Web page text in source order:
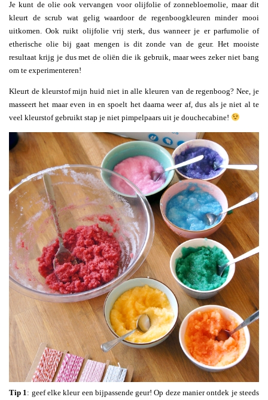
Je kunt de olie ook vervangen voor olijfolie of zonnebloemolie, maar dit
kleurt de scrub wat gelig waardoor de regenboogkleuren minder mooi
uitkomen. Ook ruikt olijfolie vrij sterk, dus wanneer je er parfumolie of
etherische olie bij gaat mengen is dit zonde van de geur. Het mooiste
resultaat krijg je dus met de oliën die ik gebruik, maar wees zeker niet bang
om te experimenteren!
Kleurt de kleurstof mijn huid niet in alle kleuren van de regenboog? Nee, je
masseert het maar even in en spoelt het daarna weer af, dus als je niet al te
veel kleurstof gebruikt stap je niet pimpelpaars uit je douchecabine!
Tip 1 : geef elke kleur een bijpassende geur! Op deze manier ontdek je steeds